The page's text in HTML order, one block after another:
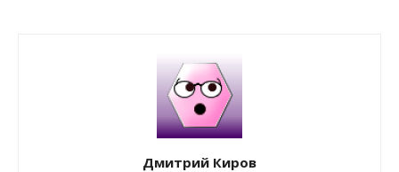
Дмитрий Киров